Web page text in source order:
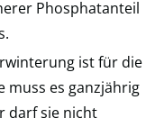
Phosphatanteil
ist für die
muss es ganzjährig
darf sie nicht